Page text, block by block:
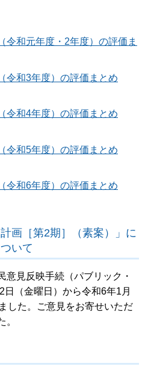
令和元年度・2年度）の評価ま
令和3年度）の評価まとめ
令和4年度）の評価まとめ
令和5年度）の評価まとめ
令和6年度）の評価まとめ
画［第2期］（素案）」に
いて
見反映手続（パブリック・
（金曜日）から令和6年1月
した。ご意見をお寄せいただ
。